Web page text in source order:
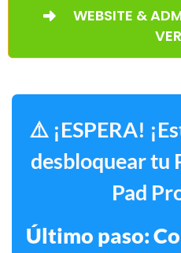
WEBSITE &
⚠️ ¡ESPERA!
desbloquear tu
Pad
Último paso: